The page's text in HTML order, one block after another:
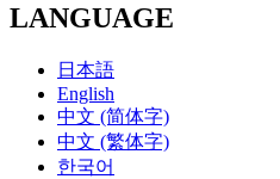
LANGUAGE
日本語
English
中文 (简体字)
中文 (繁体字)
한국어